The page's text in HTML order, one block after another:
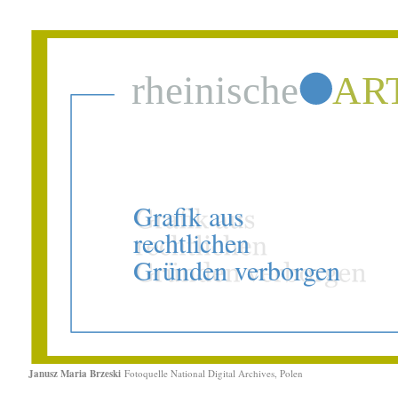
Janusz Maria Brzeski Fotoquelle National Digital Archives, Polen